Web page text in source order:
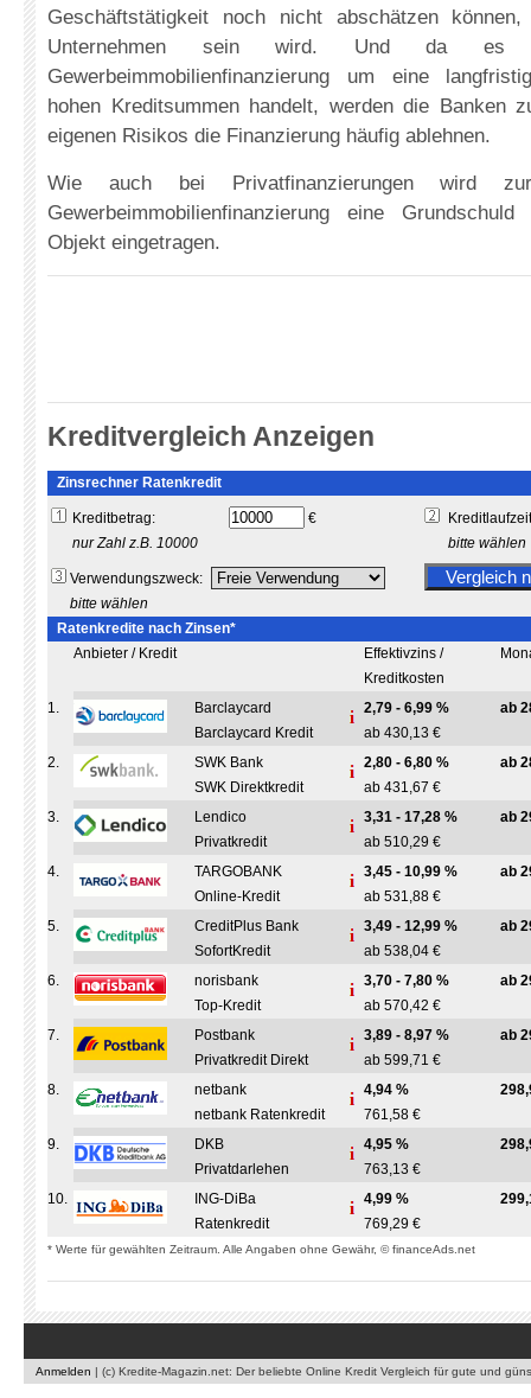
Geschäftstätigkeit noch nicht abschätzen
Unternehmen sein wird. Und da
Gewerbeimmobilienfinanzierung um eine
hohen Kreditsummen handelt, werden die Banken
eigenen Risikos die Finanzierung häufig ablehnen.
Wie auch bei Privatfinanzierungen wird
Gewerbeimmobilienfinanzierung eine
Objekt eingetragen.
Kreditvergleich Anzeigen
Zinsrechner Ratenkredit
Kreditbetrag:
nur Zahl z.B. 10000
€
bitte wählen
Verwendungszweck:
bitte wählen
Ratenkredite nach Zinsen*
Anbieter / Kredit
Effektivzins /
Kreditkosten
1.
Barclaycard
Barclaycard Kredit
2,79 - 6,99 %
ab 430,13 €
ab
2.
SWK Bank
SWK Direktkredit
2,80 - 6,80 %
ab 431,67 €
ab
3.
Lendico
Privatkredit
3,31 - 17,28 %
ab 510,29 €
ab
4.
TARGOBANK
Online-Kredit
3,45 - 10,99 %
ab 531,88 €
ab
5.
CreditPlus Bank
SofortKredit
3,49 - 12,99 %
ab 538,04 €
ab
6.
norisbank
Top-Kredit
3,70 - 7,80 %
ab 570,42 €
ab
7.
Postbank
Privatkredit Direkt
3,89 - 8,97 %
ab 599,71 €
ab
8.
netbank
netbank Ratenkredit
4,94 %
761,58 €
9.
DKB
Privatdarlehen
4,95 %
763,13 €
10.
ING-DiBa
Ratenkredit
4,99 %
769,29 €
* Werte für gewählten Zeitraum. Alle Angaben ohne Gewähr, © financeAds.net
Anmelden | (c) Kredite-Magazin.net: Der beliebte Online Kredit Vergleich für gute und